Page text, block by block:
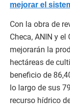
mejorar el
Con la obra de
Checa, ANIN y
mejorarán la
hectáreas de
beneficio de
lo largo de sus
recurso hídrico